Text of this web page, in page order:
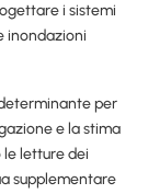
i sistemi
inondazioni
per
e la stima
le letture dei
supplementare